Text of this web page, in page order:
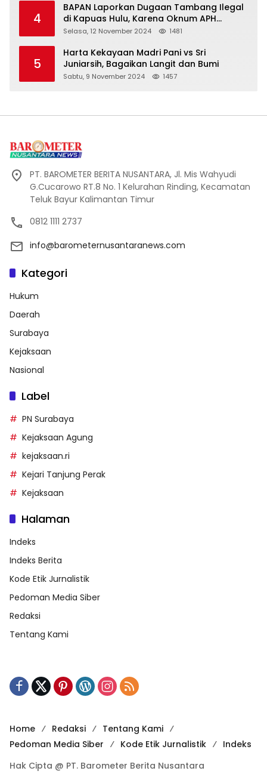
4
BAPAN Laporkan Dugaan Tambang Ilegal
di Kapuas Hulu, Karena Oknum APH
Intimidasi Masyarakat
Selasa, 12 November 2024 1481
5
Harta Kekayaan Madri Pani vs Sri
Juniarsih, Bagaikan Langit dan Bumi
Sabtu, 9 November 2024 1457
PT. BAROMETER BERITA NUSANTARA, Jl. Mis Wahyudi
G.Cucarowo RT.8 No. 1 Kelurahan Rinding, Kecamatan
Teluk Bayur Kalimantan Timur
0812 1111 2737
info@barometernusantaranews.com
Kategori
Hukum
Daerah
Surabaya
Kejaksaan
Nasional
Label
PN Surabaya
Kejaksaan Agung
kejaksaan.ri
Kejari Tanjung Perak
Kejaksaan
Halaman
Indeks
Indeks Berita
Kode Etik Jurnalistik
Pedoman Media Siber
Redaksi
Tentang Kami
Home Redaksi
Tentang Kami
Pedoman Media Siber
Kode Etik Jurnalistik
Indeks
Hak Cipta @ PT. Barometer Berita Nusantara